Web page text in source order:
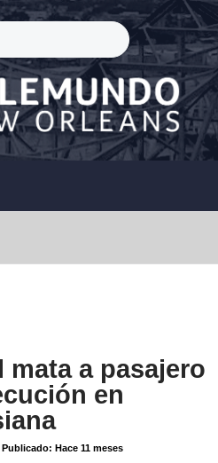
mata a pasajero
en
Publicado: Hace 11 meses